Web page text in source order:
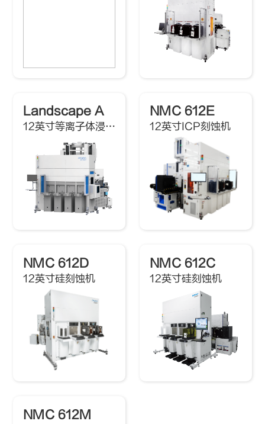
Landscape A
12英寸等离子体浸没离子注入机
NMC 612E
12英寸ICP刻蚀机
NMC 612D
12英寸硅刻蚀机
NMC 612C
12英寸硅刻蚀机
NMC 612M